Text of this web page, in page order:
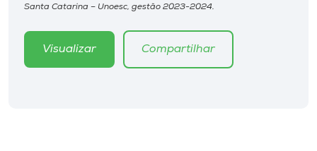
Rádio
Santa Catarina – Unoesc, gestão 2023-2024.
Visualizar Compartilhar